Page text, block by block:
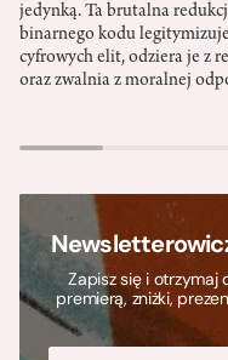
jedynką. Ta brutalna
binarnego kodu
cyfrowych elit, odziera je z
oraz zwalnia z moralnej
Zapisz się i
premierą, zniżki,